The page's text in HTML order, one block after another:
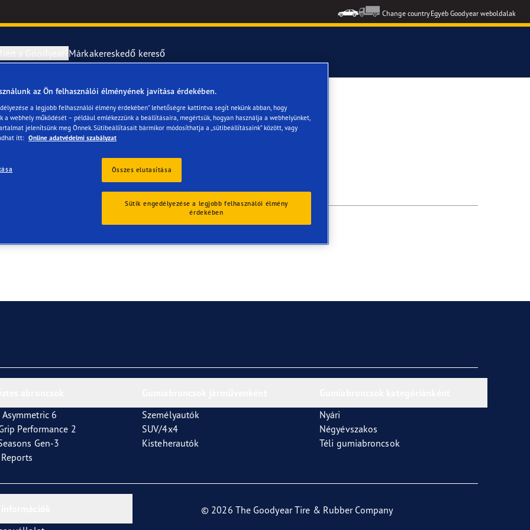
Change countryEgyéb Goodyear weboldalak
szerelése és cseréje
tudnivalók
RACING
F1 SuperSport
UltraGrip Performance 3
Márkakereskedő kereső
ÉS GUMISZERVIZ
Asymmetric 6
Performance 2
Gen-3
Személyautók
SUV/4x4
Kisteherautók
Nyári
Négyévszakos
Téli gumiabroncsok
© 2026 The Goodyear Tire & Rubber Company
az Ön felhasználói élményének javítása érdekében.
a legjobb felhasználói élmény érdekében” lehetőségre kattintva segít nekünk abban, hogy
a webhely működését – például emlékezzünk a beállításaira, megértsük, hogyan használja a webhelyünket,
jelenítsünk meg Önnek. Sütibeállításait bármikor módosíthatja a „sütibeállításaink” között, vagy
itt: Online adatvédelmi szabályzat
Összes elutasítása
Sütik engedélyezése a legjobb felhasználói élmény
érdekében